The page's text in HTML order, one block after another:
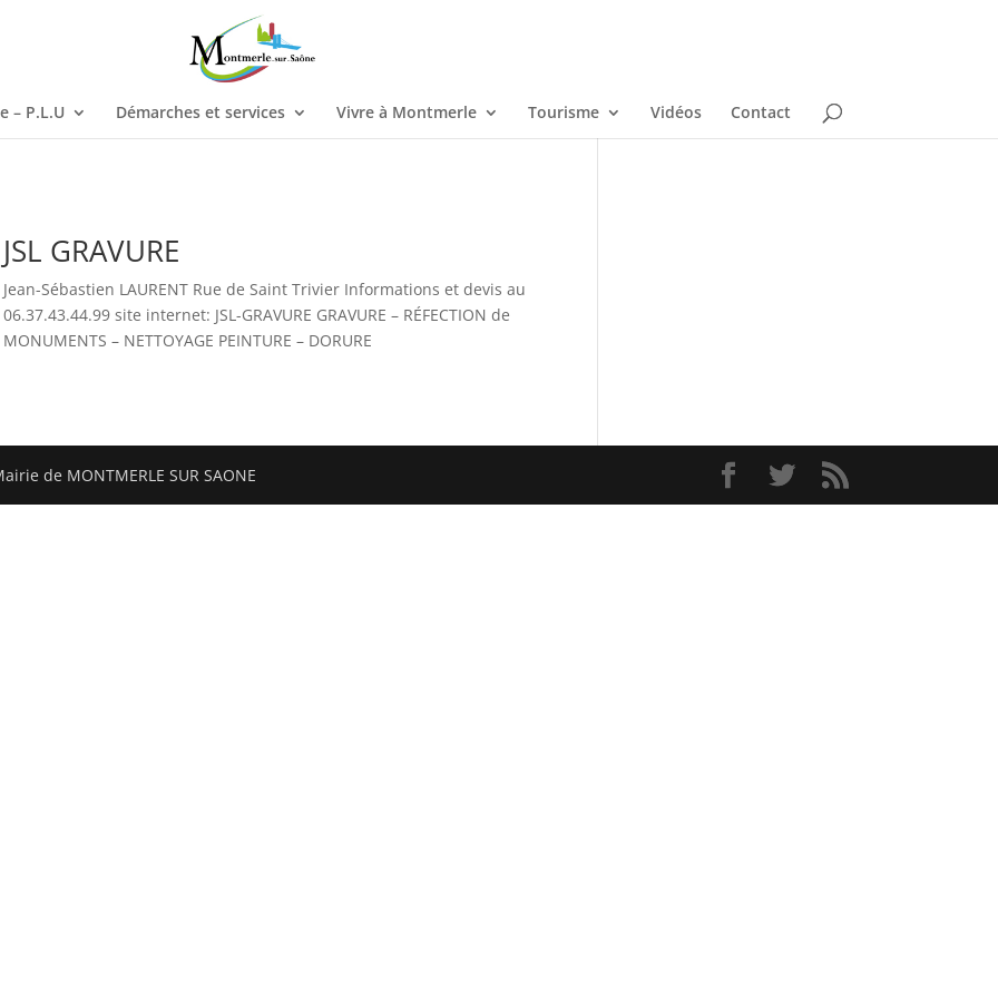
– P.L.U Démarches et services Vivre à Montmerle Tourisme Vidéos Contact
JSL GRAVURE
Jean-Sébastien LAURENT Rue de Saint Trivier Informations et devis au
06.37.43.44.99 site internet: JSL-GRAVURE GRAVURE – RÉFECTION de
MONUMENTS – NETTOYAGE PEINTURE – DORURE
de MONTMERLE SUR SAONE